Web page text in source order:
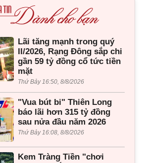
Lãi tăng mạnh trong quý
II/2026, Rạng Đông sắp chi
gần 59 tỷ đồng cổ tức tiền
mặt
Thứ Bảy 16:50, 8/8/2026
"Vua bút bi" Thiên Long
báo lãi hơn 315 tỷ đồng
sau nửa đầu năm 2026
Thứ Bảy 16:08, 8/8/2026
Kem Tràng Tiền "chơi